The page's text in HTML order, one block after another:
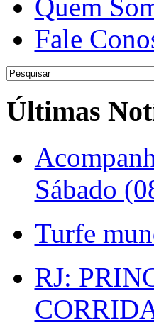
Quem
Fale
Últimas
Sábado
Turfe
RJ: